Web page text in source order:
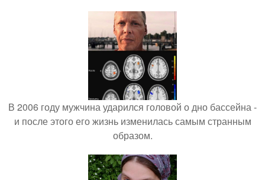
В 2006 году мужчина ударился головой о дно бассейна -
и после этого его жизнь изменилась самым странным
образом.